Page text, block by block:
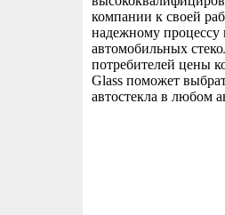
компании к своей
надежному процессу
автомобильных
потребителей цены
Glass поможет
автостекла в любом